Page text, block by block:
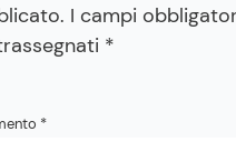
I campi
*
*